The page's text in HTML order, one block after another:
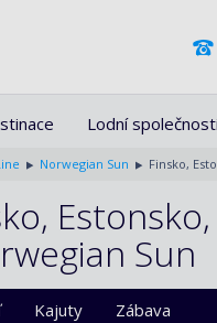
Lodní společnosti
Norwegian Sun Finsko,
Sun
Kajuty Zábava